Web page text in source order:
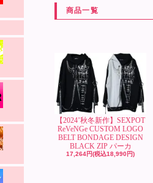
商品一覧
【2024’秋冬新作】SEXPOT
ReVeNGe CUSTOM LOGO
BELT BONDAGE DESIGN
BLACK ZIP パーカ
17,264円(税込18,990円)